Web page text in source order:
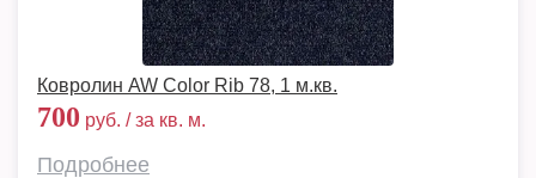
Ковролин AW Color Rib 78, 1 м.кв.
700 руб. / за кв. м.
Подробнее